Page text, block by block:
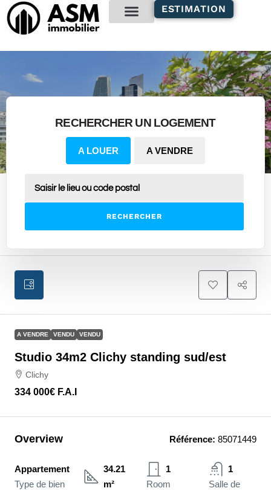
principal
ESTIMATION
RECHERCHER UN LOGEMENT
A LOUER A VENDRE
RECHERCHER
A VENDRE VENDU VENDU
Studio 34m2 Clichy standing sud/est
Clichy
334 000€ F.A.I
Overview Référence: 85071449
Appartement
Type de bien
34.21
m²
1
Room
1
Salle de